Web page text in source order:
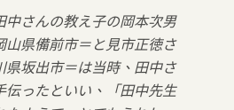
中さんの教え子の岡本次男
山県備前市＝と見市正徳さ
県坂出市＝は当時、田中さ
伝ったといい、「田中先生